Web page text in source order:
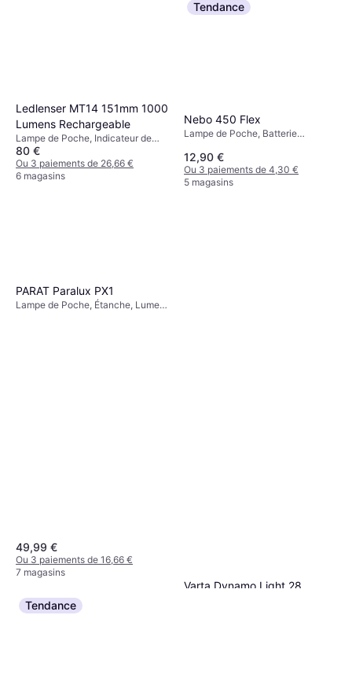
Xiaomi MJSDT001QW
Lampe de Poche, SOS, Indicateur
de Batterie, Lumen: 1000, Plage:
240 m
35,99 €
Ou 3 paiements de 11,99 €
9+ magasins
Ledlenser MT14 151mm 1000
Lumens Rechargeable
Lampe de Poche, Indicateur de
Batterie, Étanche, Batterie
Rechargeable Incluse, Lumen:
1000, Plage: 320 m, Poids: 253g
80 €
Ou 3 paiements de 26,66 €
6 magasins
Tendance
Nebo 450 Flex
Lampe de Poche, Batterie
Stroboscope, Lumen: 450, Plage:
237 m, Poids: 71g
12,90 €
Ou 3 paiements de 4,30 €
5 magasins
PARAT Paralux PX1
Lampe de Poche, Étanche, Lumen:
49,99 €
Ou 3 paiements de 16,66 €
7 magasins
Varta Dynamo Light 28
Tendance